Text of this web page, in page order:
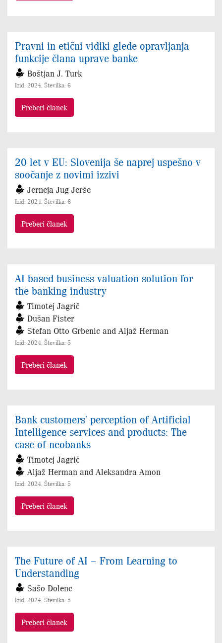
Pravni in etični vidiki glede opravljanja
funkcije člana uprave banke
Boštjan J. Turk
Izid: 2024, Številka: 6
Preberi članek
20 let v EU: Slovenija še naprej uspešno v
soočanje z novimi izzivi
Jerneja Jug Jerše
Izid: 2024, Številka: 6
Preberi članek
AI based business valuation solution for
the banking industry
Timotej Jagrič
Dušan Fister
Stefan Otto Grbenic and Aljaž Herman
Izid: 2024, Številka: 5
Preberi članek
Bank customers' perception of Artificial
Intelligence services and products: The
case of neobanks
Timotej Jagrič
Aljaž Herman and Aleksandra Amon
Izid: 2024, Številka: 5
Preberi članek
The Future of AI – From Learning to
Understanding
Sašo Dolenc
Izid: 2024, Številka: 5
Preberi članek